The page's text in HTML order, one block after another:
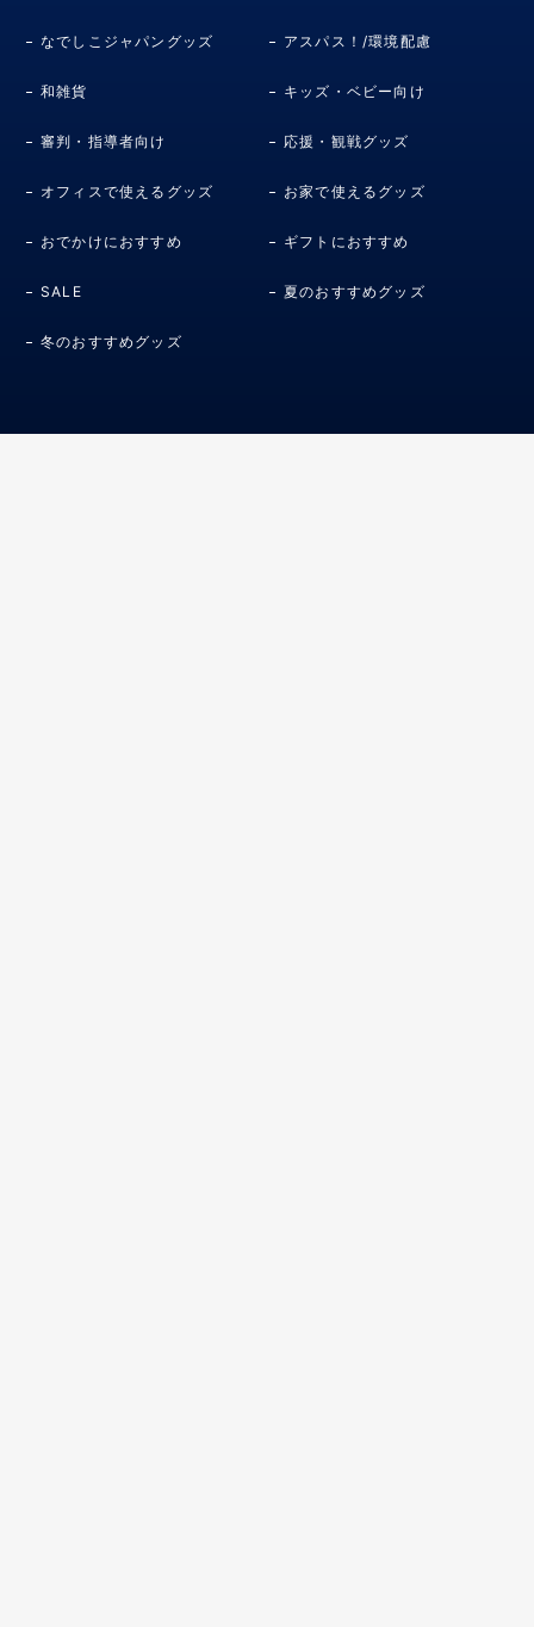
なでしこジャパングッズ アスパス！/環境配慮
和雑貨 キッズ・ベビー向け
審判・指導者向け 応援・観戦グッズ
オフィスで使えるグッズ お家で使えるグッズ
おでかけにおすすめ ギフトにおすすめ
SALE 夏のおすすめグッズ
冬のおすすめグッズ